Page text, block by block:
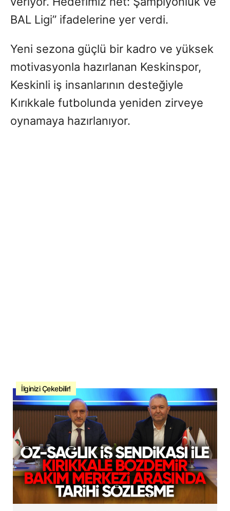
BAL Ligi” ifadelerine yer verdi.
Yeni sezona güçlü bir kadro ve yüksek
motivasyonla hazırlanan Keskinspor,
Keskinli iş insanlarının desteğiyle
Kırıkkale futbolunda yeniden zirveye
oynamaya hazırlanıyor.
İlginizi Çekebilir!